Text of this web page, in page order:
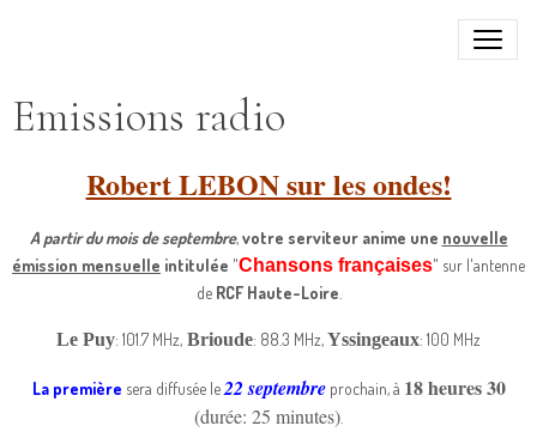
Emissions radio
Robert LEBON sur les ondes!
A partir du mois de septembre,votre serviteur anime une nouvelle
émission mensuelle intitulée "Chansons françaises" sur l'antenne
de RCF Haute-Loire
Le Puy: 101.7 MHz, Brioude: 88.3 MHz,Yssingeaux: 100 MHz
La première sera diffusée le22 septembreprochain, à 18 heures 30
(durée: 25 minutes)